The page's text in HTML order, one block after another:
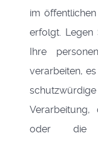
im öffentlichen
erfolgt. Legen
Ihre
verarbeiten,
Verarbeitung,
oder die